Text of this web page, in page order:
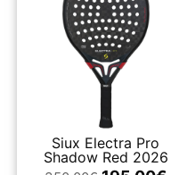
Siux Electra Pro
Shadow Red 2026